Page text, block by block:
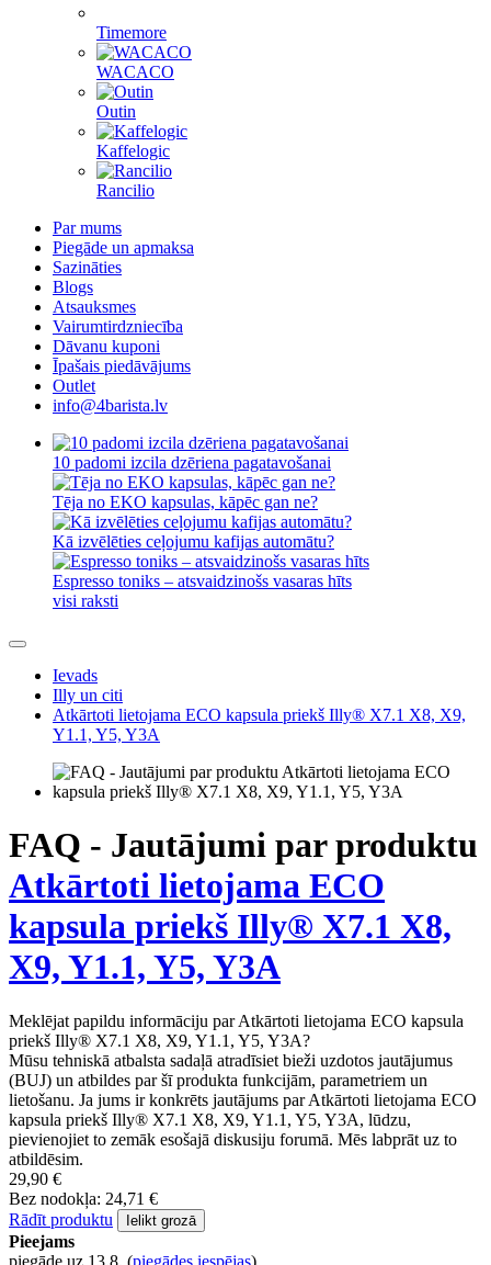
Timemore
WACACO
Outin
Kaffelogic
Rancilio
Par mums
Piegāde un apmaksa
Sazināties
Blogs
Atsauksmes
Vairumtirdzniecība
Dāvanu kuponi
Īpašais piedāvājums
Outlet
info@4barista.lv
10 padomi izcila dzēriena pagatavošanai
Tēja no EKO kapsulas, kāpēc gan ne?
Kā izvēlēties ceļojumu kafijas automātu?
Espresso toniks – atsvaidzinošs vasaras hīts
visi raksti
Ievads
Illy un citi
Atkārtoti lietojama ECO kapsula priekš Illy® X7.1 X8, X9,
Y1.1, Y5, Y3A
FAQ - Jautājumi par produktu
Atkārtoti lietojama ECO
kapsula priekš Illy® X7.1 X8,
X9, Y1.1, Y5, Y3A
Meklējat papildu informāciju par Atkārtoti lietojama ECO kapsula
priekš Illy® X7.1 X8, X9, Y1.1, Y5, Y3A?
Mūsu tehniskā atbalsta sadaļā atradīsiet bieži uzdotos jautājumus
(BUJ) un atbildes par šī produkta funkcijām, parametriem un
lietošanu. Ja jums ir konkrēts jautājums par Atkārtoti lietojama ECO
kapsula priekš Illy® X7.1 X8, X9, Y1.1, Y5, Y3A, lūdzu,
pievienojiet to zemāk esošajā diskusiju forumā. Mēs labprāt uz to
atbildēsim.
29,90 €
Bez nodokļa: 24,71 €
Rādīt produktu
Ielikt grozā
Pieejams
piegāde uz 13.8. (piegādes iespējas)